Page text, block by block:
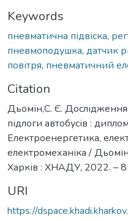
Keywords
пневматична підвіска,
пневмоподушка, датчик
повітря, пневматичний
Citation
Дьомін,С. Є.
підлоги автобусів :
Електроенергетика,
електромеханіка /
Харків : ХНАДУ, 2022. –
URI
https://